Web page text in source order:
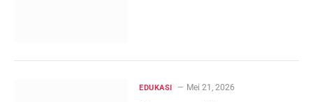
EDUKASI Mei 21, 2026